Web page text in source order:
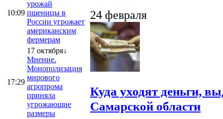
10:09
урожай
пшеницы в
России угрожает
американским
фермерам
17:29
17 октября↓
Мнение.
Монополизация
мирового
агропрома
приняла
угрожающие
размеры
24 февраля
Куда уходят деньги,
Самарской области